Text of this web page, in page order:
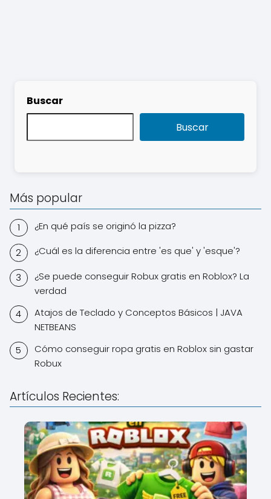
Buscar
Buscar
Más popular
¿En qué país se originó la pizza?
¿Cuál es la diferencia entre 'es que' y 'esque'?
¿Se puede conseguir Robux gratis en Roblox? La
verdad
Atajos de Teclado y Conceptos Básicos | JAVA
NETBEANS
Cómo conseguir ropa gratis en Roblox sin gastar
Robux
Artículos Recientes: